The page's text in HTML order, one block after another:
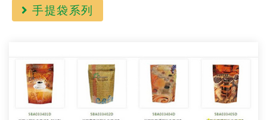
手提袋系列